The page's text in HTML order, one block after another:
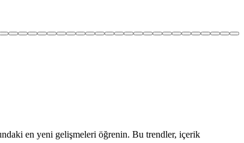
en yeni gelişmeleri öğrenin. Bu trendler, içerik